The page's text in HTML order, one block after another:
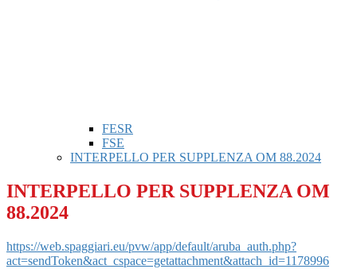
FESR
FSE
INTERPELLO PER SUPPLENZA OM 88.2024
INTERPELLO PER SUPPLENZA OM
88.2024
https://web.spaggiari.eu/pvw/app/default/aruba_auth.php?
act=sendToken&act_cspace=getattachment&attach_id=1178996